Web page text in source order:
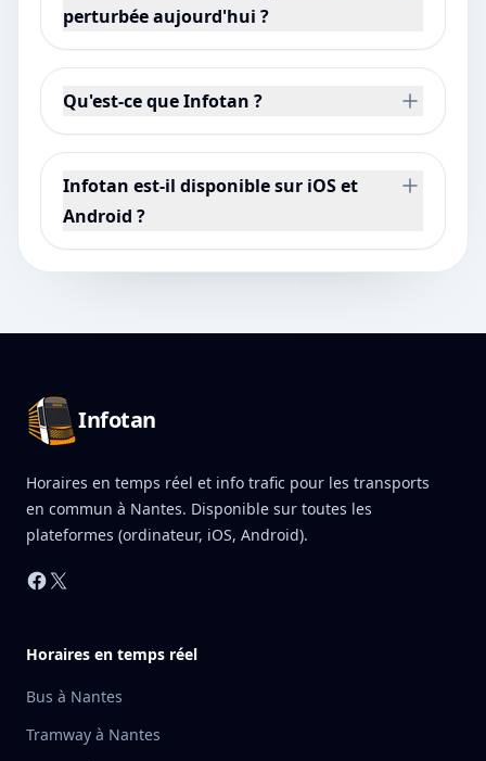
perturbée aujourd'hui ?
Qu'est-ce que Infotan ?
Infotan est-il disponible sur iOS et
Android ?
Infotan
Horaires en temps réel et info trafic pour les transports
en commun à Nantes. Disponible sur toutes les
plateformes (ordinateur, iOS, Android).
Facebook
X
Horaires en temps réel
Bus à Nantes
Tramway à Nantes